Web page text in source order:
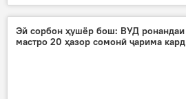
Ҳамаи хабарҳо
Миёнмор
Аун Сан Су Чӣ
руҳинҷо
муноқиша
Эй сорбон ҳушёр бош: ВУД ронандаи
мастро 20 ҳазор сомонӣ ҷарима кард